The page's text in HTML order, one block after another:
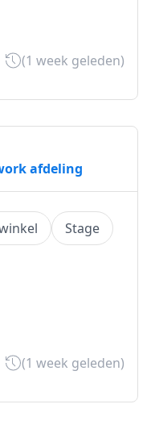
(1 week geleden)
afdeling
Stage
(1 week geleden)